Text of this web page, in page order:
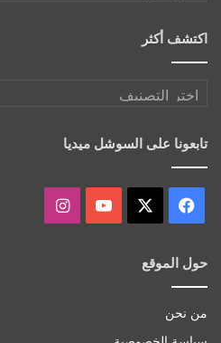
اكتشف أكثر
اكتشف
تابعونا على السوشل ميديا
فيسبوك ‫YouTubeانستقرام
حول الموقع
من نحن